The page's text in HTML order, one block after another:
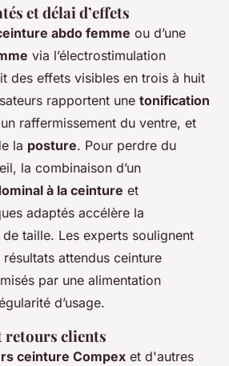
et délai d’effets
abdo femme ou d’une
via l’électrostimulation
des effets visibles en trois à huit
rapportent une tonification
raffermissement du ventre, et
la posture. Pour perdre du
la combinaison d’un
à la ceinture et
adaptés accélère la
taille. Les experts soulignent
attendus ceinture
par une alimentation
d’usage.
retours clients
ceinture Compex et d'autres